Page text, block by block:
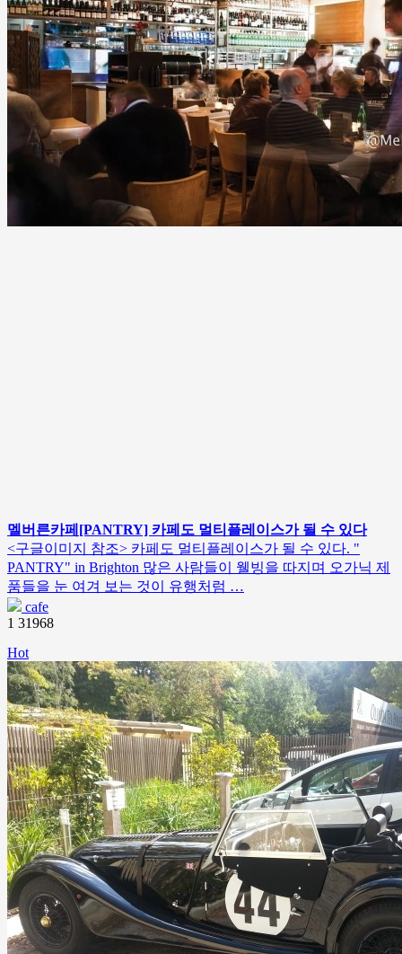
멜버른카페[PANTRY] 카페도 멀티플레이스가 될 수 있다
<구글이미지 참조> 카페도 멀티플레이스가 될 수 있다. "
PANTRY" in Brighton 많은 사람들이 웰빙을 따지며 오가닉 제
품들을 눈 여겨 보는 것이 유행처럼 …
cafe
1 31968
Hot